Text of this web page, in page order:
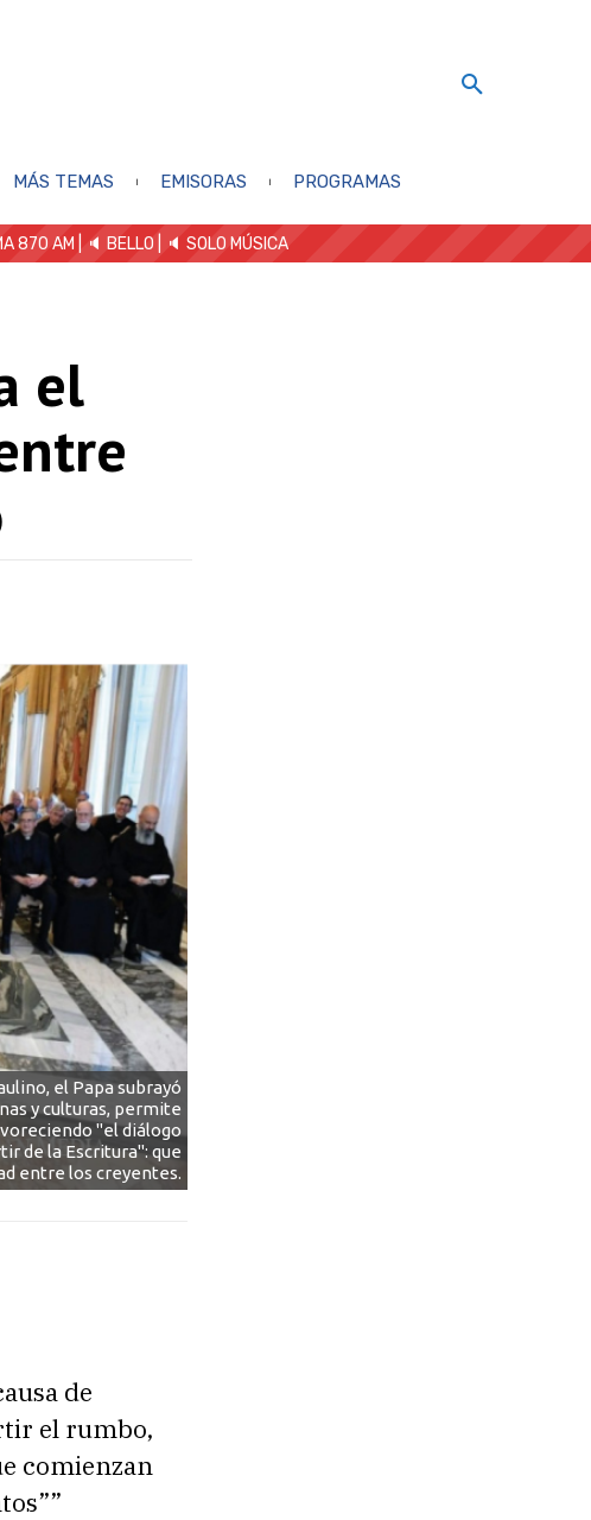
MÁS TEMAS EMISORAS PROGRAMAS
870 AM | 🔈 BELLO 🔈 SOLO MÚSICA
el
el Papa subrayó
y culturas, permite
"el diálogo
de la Escritura": que
entre los creyentes.
de
el rumbo,
comienzan